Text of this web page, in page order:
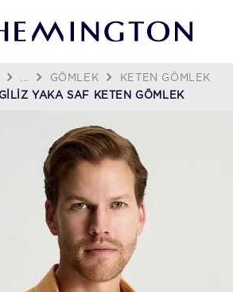
... GÖMLEK
KETEN GÖMLEK
YAKA SAF KETEN GÖMLEK